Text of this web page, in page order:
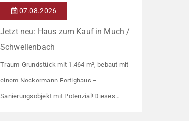
Der Bungalow steht für eine Wohnform, die
[…]
07.08.2026
Jetzt neu: Haus zum Kauf in Much /
Schwellenbach
Traum-Grundstück mit 1.464 m², bebaut mit
einem Neckermann-Fertighaus –
Sanierungsobjekt mit Potenzial! Dieses